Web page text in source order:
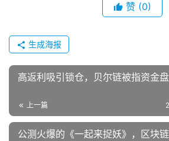
赞 (0)
生成海报
高返利吸引锁仓，贝尔链被指资金盘
上一篇
公测火爆的《一起来捉妖》，区块